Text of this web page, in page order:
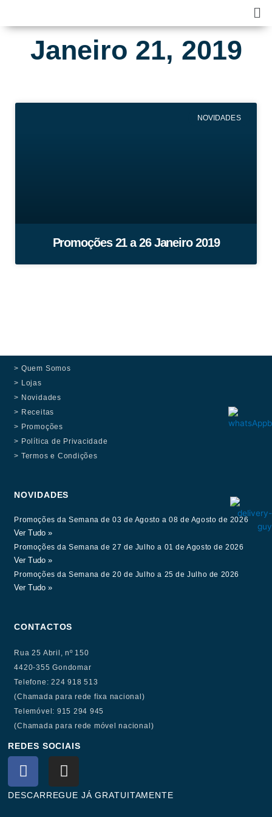
content
Janeiro 21, 2019
NOVIDADES
Promoções 21 a 26 Janeiro 2019
> Quem Somos
> Lojas
> Novidades
> Receitas
> Promoções
> Política de Privacidade
> Termos e Condições
NOVIDADES
Promoções da Semana de 03 de Agosto a 08 de Agosto de 2026
Ver Tudo »
Promoções da Semana de 27 de Julho a 01 de Agosto de 2026
Ver Tudo »
Promoções da Semana de 20 de Julho a 25 de Julho de 2026
Ver Tudo »
CONTACTOS
Rua 25 Abril, nº 150
4420-355 Gondomar
Telefone: 224 918 513
(Chamada para rede fixa nacional)
Telemóvel: 915 294 945
(Chamada para rede móvel nacional)
REDES SOCIAIS
F
a
c
I
n
s
DESCARREGUE JÁ GRATUITAMENTE